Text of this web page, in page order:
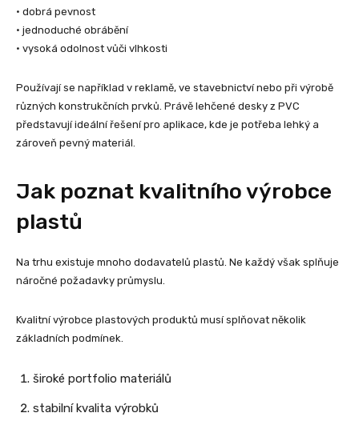
• dobrá pevnost
• jednoduché obrábění
• vysoká odolnost vůči vlhkosti
Používají se například v reklamě, ve stavebnictví nebo při výrobě
různých konstrukčních prvků. Právě lehčené desky z PVC
představují ideální řešení pro aplikace, kde je potřeba lehký a
zároveň pevný materiál.
Jak poznat kvalitního výrobce
plastů
Na trhu existuje mnoho dodavatelů plastů. Ne každý však splňuje
náročné požadavky průmyslu.
Kvalitní výrobce plastových produktů musí splňovat několik
základních podmínek.
široké portfolio materiálů
stabilní kvalita výrobků